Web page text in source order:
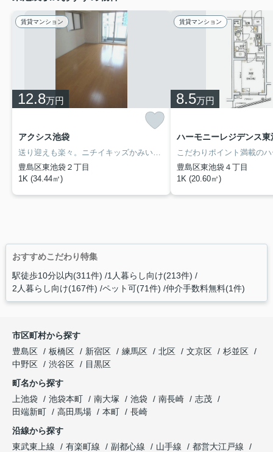
賃貸マンション
12.8万円
アクシス池袋
豊島区東池袋２丁目
1K (34.44㎡)
賃貸マンション
8.5万円
豊島区東池袋４丁目
1K (20.60㎡)
おすすめこだわり特集
駅徒歩10分以内(311件) 1人暮らし向け(213件)
2人暮らし向け(167件) ペット可(71件) 仲介手数料無料(1件)
市区町村から探す
豊島区
板橋区 新宿区 練馬区 北区 文京区
杉並区
中野区
渋谷区
目黒区
町名から探す
上池袋
池袋本町 南大塚 池袋 南長崎
志茂
田端新町
高田馬場 本町
長崎
沿線から探す
東武東上線
有楽町線 副都心線 山手線
都営大江戸線